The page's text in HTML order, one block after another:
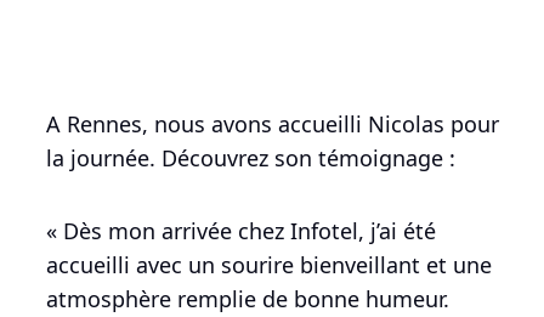
A Rennes, nous avons accueilli Nicolas pour
la journée. Découvrez son témoignage :
« Dès mon arrivée chez Infotel, j’ai été
accueilli avec un sourire bienveillant et une
atmosphère remplie de bonne humeur.